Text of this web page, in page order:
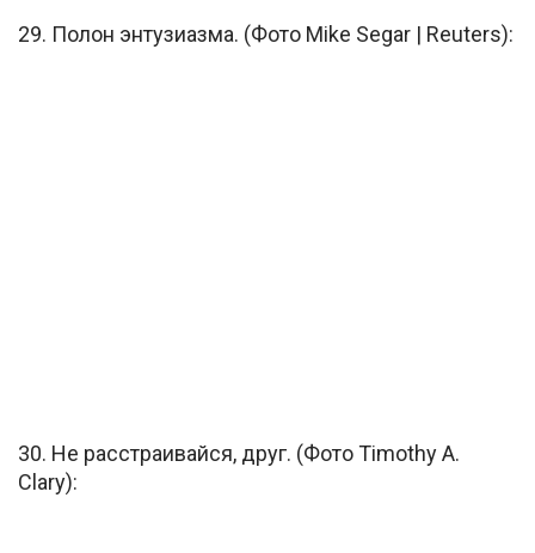
29. Полон энтузиазма. (Фото Mike Segar | Reuters):
30. Не расстраивайся, друг. (Фото Timothy A.
Clary):